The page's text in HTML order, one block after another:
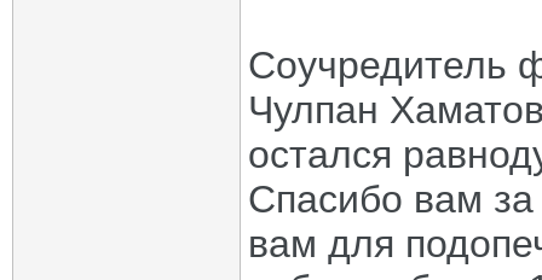
Соучредитель
Чулпан
остался
Спасибо вам за
вам для